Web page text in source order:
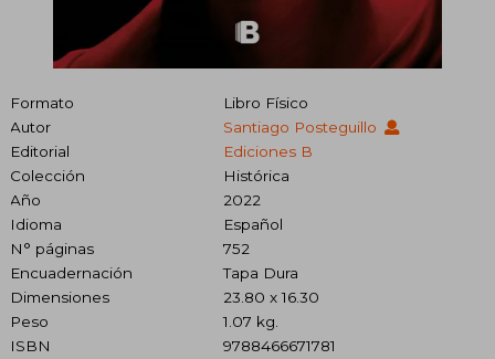
Formato
Libro Físico
Autor
Santiago Posteguillo
Editorial
Ediciones B
Colección
Histórica
Año
2022
Idioma
Español
N° páginas
752
Encuadernación
Tapa Dura
Dimensiones
23.80 x 16.30
Peso
1.07 kg.
ISBN
9788466671781